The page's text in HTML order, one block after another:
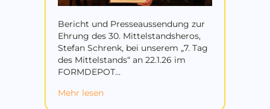
Bericht und Presseaussendung zur
Ehrung des 30. Mittelstandsheros,
Stefan Schrenk, bei unserem „7. Tag
des Mittelstands“ an 22.1.26 im
FORMDEPOT…
Mehr lesenabout Stefan Schrenk als